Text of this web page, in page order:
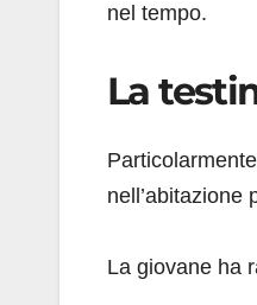
nel tempo.
La
nell’abitazione
La giovane ha